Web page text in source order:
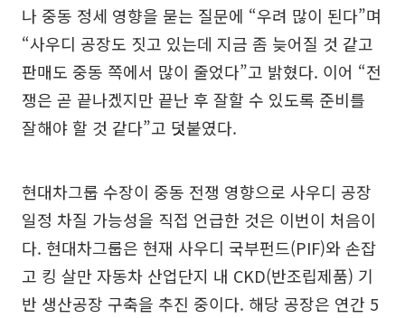
나 중동 정세 영향을 묻는 질문에 “우려 많이 된다”며
“사우디 공장도 짓고 있는데 지금 좀 늦어질 것 같고
판매도 중동 쪽에서 많이 줄었다”고 밝혔다. 이어 “전
쟁은 곧 끝나겠지만 끝난 후 잘할 수 있도록 준비를
잘해야 할 것 같다”고 덧붙였다.
현대차그룹 수장이 중동 전쟁 영향으로 사우디 공장
일정 차질 가능성을 직접 언급한 것은 이번이 처음이
다. 현대차그룹은 현재 사우디 국부펀드(PIF)와 손잡
고 킹 살만 자동차 산업단지 내 CKD(반조립제품) 기
반 생산공장 구축을 추진 중이다. 해당 공장은 연간 5